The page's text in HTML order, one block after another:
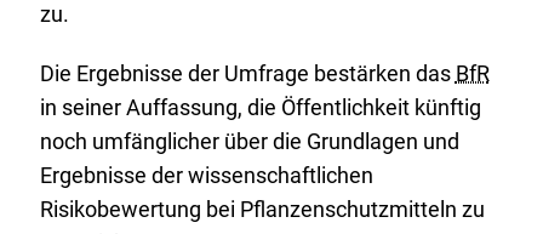
zu.
Die Ergebnisse der Umfrage bestärken das BfR
in seiner Auffassung, die Öffentlichkeit künftig
noch umfänglicher über die Grundlagen und
Ergebnisse der wissenschaftlichen
Risikobewertung bei Pflanzenschutzmitteln zu